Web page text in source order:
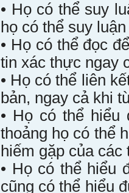
• Họ có thể suy
họ có thể suy
• Họ có thể đọc
tin xác thực ngay
• Họ có thể liên
bản, ngay cả khi
• Họ có thể
thoảng họ có thể
hiếm gặp của
• Họ có thể hiểu
cũng có thể hiểu